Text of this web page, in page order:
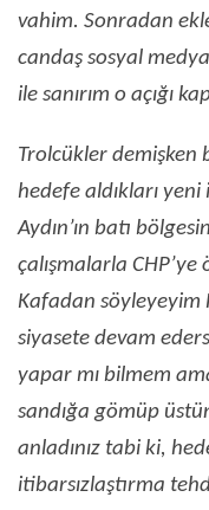
vahim. Sonradan
candaş sosyal
ile sanırım o açığı
Trolcükler demişken
hedefe aldıkları
Aydın’ın batı
çalışmalarla
Kafadan söyleyeyim
siyasete devam
yapar mı bilmem
sandığa gömüp
anladınız tabi ki,
itibarsızlaştırma